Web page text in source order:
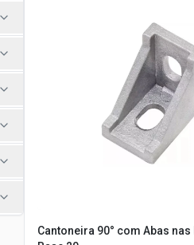
Cantoneira 90° com Abas